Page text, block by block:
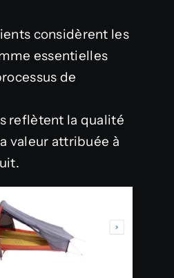
considèrent les
essentielles
de
reflètent la qualité
valeur attribuée à